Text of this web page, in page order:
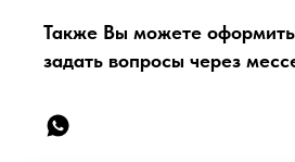
Также Вы можете оформить
задать вопросы через